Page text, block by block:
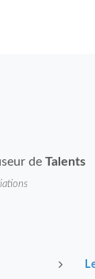
de Talents